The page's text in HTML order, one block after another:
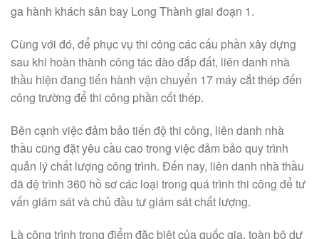
ga hành khách sân bay Long Thành giai đoạn 1.
Cùng với đó, để phục vụ thi công các cấu phần xây dựng
sau khi hoàn thành công tác đào đắp đất, liên danh nhà
thầu hiện đang tiến hành vận chuyển 17 máy cắt thép đến
công trường để thi công phần cốt thép.
Bên cạnh việc đảm bảo tiến độ thi công, liên danh nhà
thầu cũng đặt yêu cầu cao trong việc đảm bảo quy trình
quản lý chất lượng công trình. Đến nay, liên danh nhà thầu
đã đệ trình 360 hồ sơ các loại trong quá trình thi công để tư
vấn giám sát và chủ đầu tư giám sát chất lượng.
Là công trình trọng điểm đặc biệt của quốc gia, toàn bộ dự